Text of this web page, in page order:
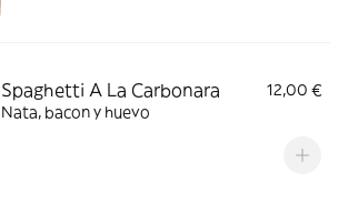
Spaghetti A La Carbonara
12,00 €
Nata, bacon y huevo